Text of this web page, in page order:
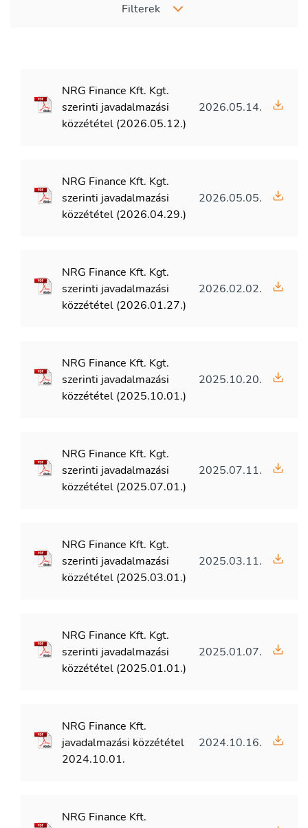
Filterek
NRG Finance Kft. Kgt.
szerinti javadalmazási
közzététel (2026.05.12.)
2026.05.14.
NRG Finance Kft. Kgt.
szerinti javadalmazási
közzététel (2026.04.29.)
2026.05.05.
NRG Finance Kft. Kgt.
szerinti javadalmazási
közzététel (2026.01.27.)
2026.02.02.
NRG Finance Kft. Kgt.
szerinti javadalmazási
közzététel (2025.10.01.)
2025.10.20.
NRG Finance Kft. Kgt.
szerinti javadalmazási
közzététel (2025.07.01.)
2025.07.11.
NRG Finance Kft. Kgt.
szerinti javadalmazási
közzététel (2025.03.01.)
2025.03.11.
NRG Finance Kft. Kgt.
szerinti javadalmazási
közzététel (2025.01.01.)
2025.01.07.
NRG Finance Kft.
javadalmazási közzététel
2024.10.01.
2024.10.16.
NRG Finance Kft.